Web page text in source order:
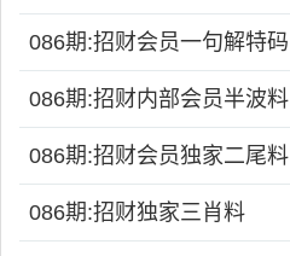
086期:招财会员一句解特码
086期:招财内部会员半波料
086期:招财会员独家二尾料
086期:招财独家三肖料